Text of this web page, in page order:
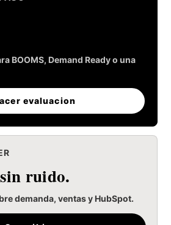
BOOMS, Demand Ready o una
evaluacion
ruido.
demanda, ventas y HubSpot.